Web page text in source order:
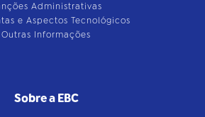
Administrativas
e Aspectos Tecnológicos
Outras Informações
Sobre a EBC